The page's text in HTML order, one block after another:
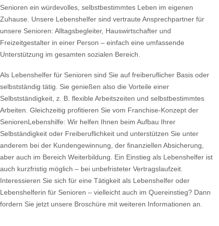
Senioren ein würdevolles, selbstbestimmtes Leben im eigenen
Zuhause. Unsere Lebenshelfer sind vertraute Ansprechpartner für
unsere Senioren: Alltagsbegleiter, Hauswirtschafter und
Freizeitgestalter in einer Person – einfach eine umfassende
Unterstützung im gesamten sozialen Bereich.
Als Lebenshelfer für Senioren sind Sie auf freiberuflicher Basis oder
selbstständig tätig. Sie genießen also die Vorteile einer
Selbstständigkeit, z. B. flexible Arbeitszeiten und selbstbestimmtes
Arbeiten. Gleichzeitig profitieren Sie vom Franchise-Konzept der
SeniorenLebenshilfe: Wir helfen Ihnen beim Aufbau Ihrer
Selbständigkeit oder Freiberuflichkeit und unterstützen Sie unter
anderem bei der Kundengewinnung, der finanziellen Absicherung,
aber auch im Bereich Weiterbildung. Ein Einstieg als Lebenshelfer ist
auch kurzfristig möglich – bei unbefristeter Vertragslaufzeit.
Interessieren Sie sich für eine Tätigkeit als Lebenshelfer oder
Lebenshelferin für Senioren – vielleicht auch im Quereinstieg? Dann
fordern Sie jetzt unsere Broschüre mit weiteren Informationen an.